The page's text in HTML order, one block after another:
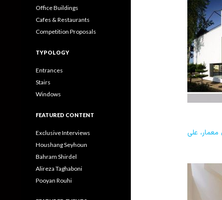
علی
Office Buildings
Cafes & Restaurants
Competition Proposals
TYPOLOGY
Entrances
Stairs
Windows
FEATURED CONTENT
Exclusive Interviews
Houshang Seyhoun
Bahram Shirdel
Alireza Taghaboni
Pooyan Rouhi